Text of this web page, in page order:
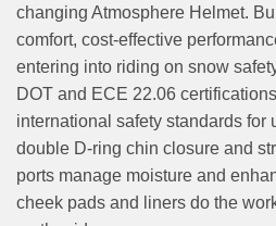
changing Atmosphere Helmet.
comfort, cost-effective
entering into riding on snow
DOT and ECE 22.06
international safety standards for
double D-ring chin closure and
ports manage moisture and
cheek pads and liners do the